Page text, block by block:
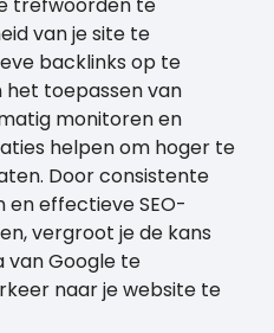
van je site te
backlinks op te
het toepassen van
monitoren en
helpen om hoger te
Door consistente
en effectieve SEO-
vergroot je de kans
van Google te
naar je website te